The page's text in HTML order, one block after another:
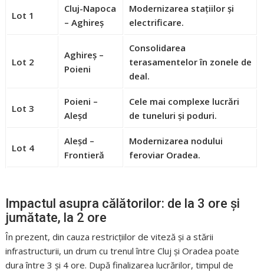
Lot 1
Cluj-Napoca
– Aghireș
Modernizarea stațiilor și
electrificare.
Lot 2
Aghireș –
Poieni
Consolidarea
terasamentelor în zonele de
deal.
Lot 3
Poieni –
Aleșd
Cele mai complexe lucrări
de tuneluri și poduri.
Lot 4
Aleșd –
Frontieră
Modernizarea nodului
feroviar Oradea.
Impactul asupra călătorilor: de la 3 ore și
jumătate, la 2 ore
În prezent, din cauza restricțiilor de viteză și a stării
infrastructurii, un drum cu trenul între Cluj și Oradea poate
dura între 3 și 4 ore. După finalizarea lucrărilor, timpul de